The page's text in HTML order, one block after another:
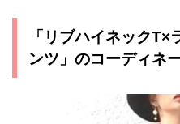
「リブハイネック
ンツ」のコーディネ